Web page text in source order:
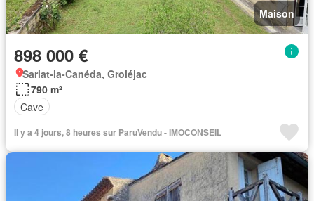
Maison
898 000 €
Sarlat-la-Canéda, Groléjac
790 m²
Cave
Il y a 4 jours, 8 heures sur ParuVendu - IMOCONSEIL